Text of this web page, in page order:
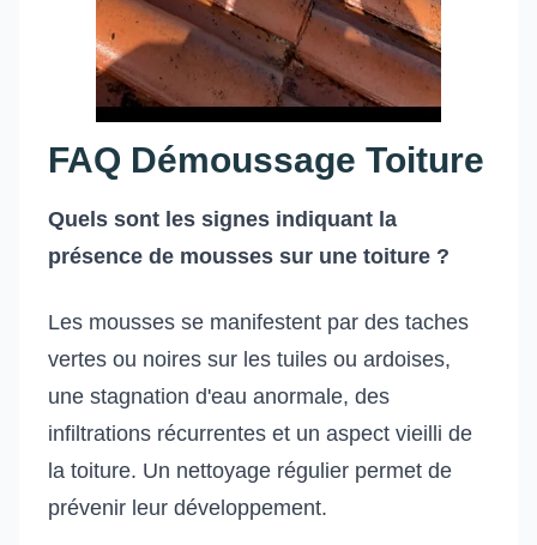
FAQ Démoussage Toiture
Quels sont les signes indiquant la
présence de mousses sur une toiture ?
Les mousses se manifestent par des taches
vertes ou noires sur les tuiles ou ardoises,
une stagnation d'eau anormale, des
infiltrations récurrentes et un aspect vieilli de
la toiture. Un nettoyage régulier permet de
prévenir leur développement.